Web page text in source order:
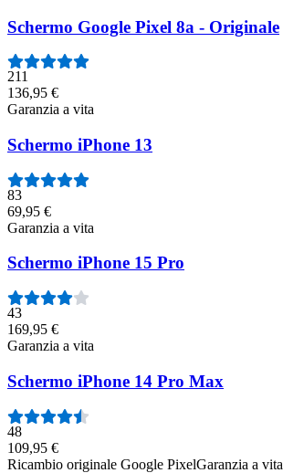
Schermo Google Pixel 8a - Originale
211
136,95 €
Garanzia a vita
Schermo iPhone 13
83
69,95 €
Garanzia a vita
Schermo iPhone 15 Pro
43
169,95 €
Garanzia a vita
Schermo iPhone 14 Pro Max
48
109,95 €
Ricambio originale Google PixelGaranzia a vita